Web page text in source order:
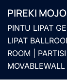
kePIREKI
PINTU LIPAT
LIPAT
ROOM |